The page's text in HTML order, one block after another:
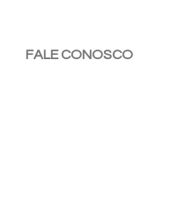
FALE CONOSCO